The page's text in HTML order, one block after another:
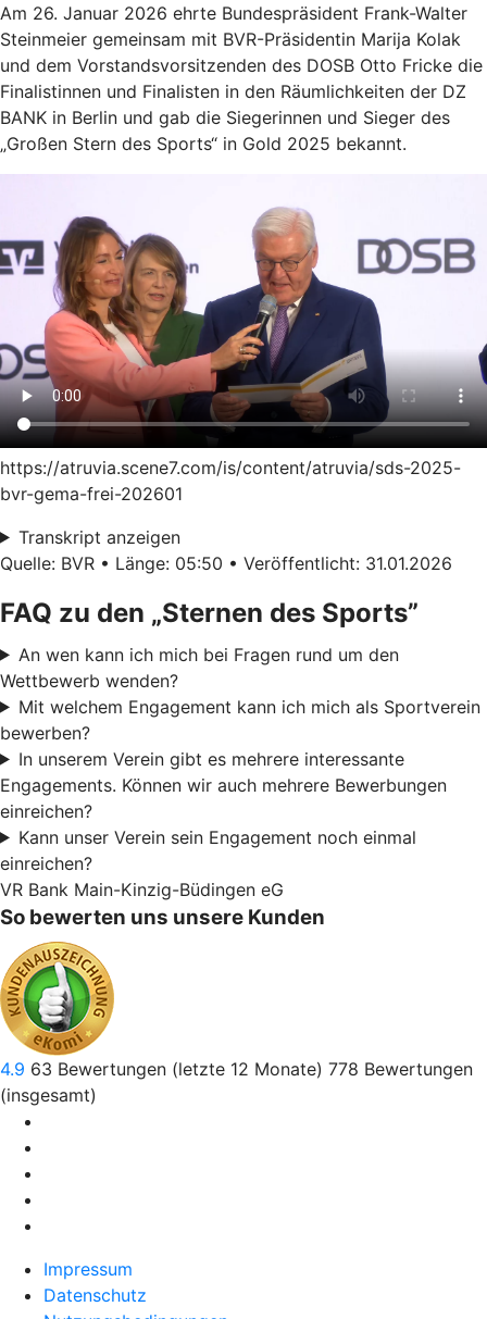
Am 26. Januar 2026 ehrte Bundespräsident Frank-Walter
Steinmeier gemeinsam mit BVR-Präsidentin Marija Kolak
und dem Vorstandsvorsitzenden des DOSB Otto Fricke die
Finalistinnen und Finalisten in den Räumlichkeiten der DZ
BANK in Berlin und gab die Siegerinnen und Sieger des
„Großen Stern des Sports“ in Gold 2025 bekannt.
https://atruvia.scene7.com/is/content/atruvia/sds-2025-
bvr-gema-frei-202601
Transkript anzeigen
Quelle: BVR • Länge: 05:50 • Veröffentlicht: 31.01.2026
FAQ zu den „Sternen des Sports”
An wen kann ich mich bei Fragen rund um den
Wettbewerb wenden?
Mit welchem Engagement kann ich mich als Sportverein
bewerben?
In unserem Verein gibt es mehrere interessante
Engagements. Können wir auch mehrere Bewerbungen
einreichen?
Kann unser Verein sein Engagement noch einmal
einreichen?
VR Bank Main-Kinzig-Büdingen eG
So bewerten uns unsere Kunden
4.9 63 Bewertungen (letzte 12 Monate) 778 Bewertungen
(insgesamt)
Impressum
Datenschutz